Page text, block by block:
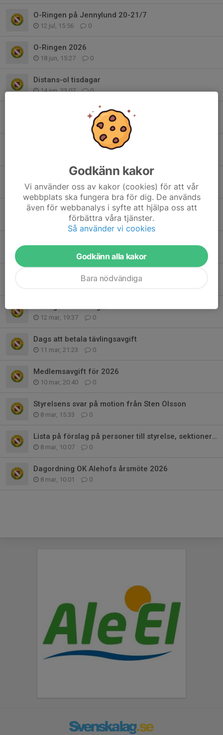
O-Ringen på Jennylund 20-21/7
12 jul, 15:56 0
O-Ringen 2026
18 jun, 15:27 0
Distans-ol tisdagar
14 jun, 23:07 0
Träning- och Tävling 2026
Försäljning Newbody
6 apr, 18:49 0
Extra årsmöte
13 mar, 10:40 0
12 mar, 23:02 0
Klubbshopen är nu öppen till 25/3
12 mar, 19:37 0
Dags att betala tävlingsavgift
11 mar, 21:23 0
Medlemsavgift för 2026
10 mar, 20:40 0
Styrelsens svar på motion från Sten Olsson
8 mar, 15:33 0
Lista på förslag på personer till styrelse, sektioner och kommittéer
8 mar, 10:07 0
Dagordning OK Alehofs årsmöte 2026
8 mar, 10:01 0
Godkänn kakor
Vi använder oss av kakor (cookies) för att vår
webbplats ska fungera bra för dig. De används
även för webbanalys i syfte att hjälpa oss att
förbättra våra tjänster.
Så använder vi cookies
Godkänn alla kakor
Bara nödvändiga